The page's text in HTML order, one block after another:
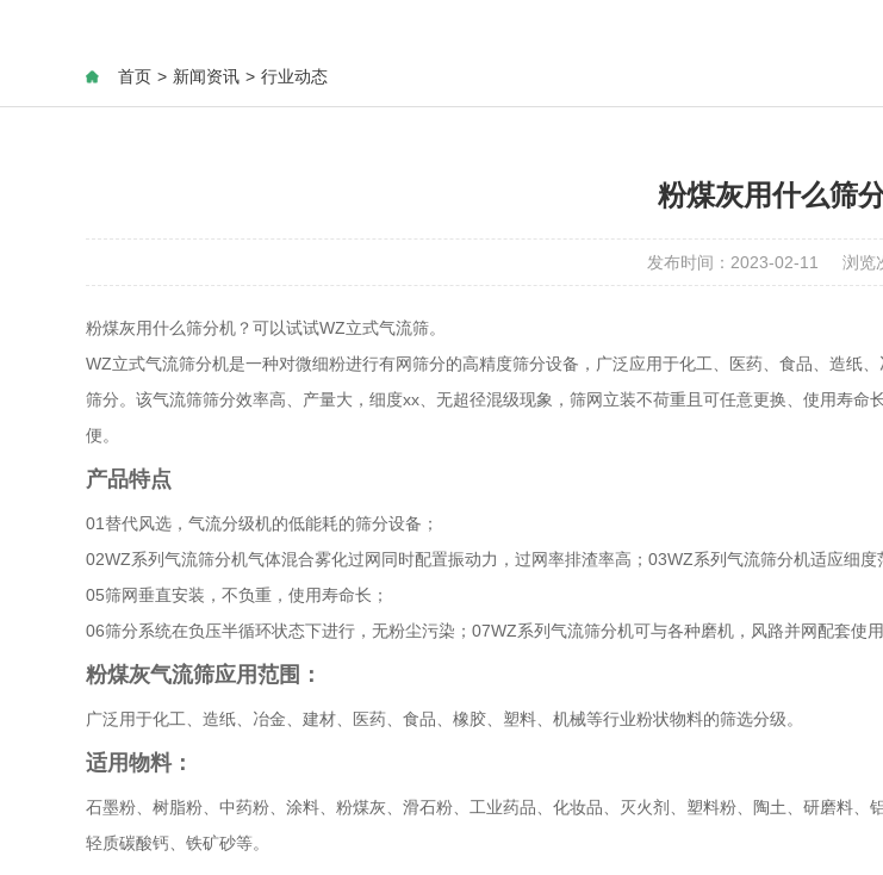
首页 > 新闻资讯 > 行业动态
粉煤灰用什么筛
发布时间：2023-02-11 浏览
粉煤灰用什么筛分机？可以试试WZ立式气流筛。
WZ立式气流筛分机是一种对微细粉进行有网筛分的高精度筛分设备，广泛应用于化工、医药、食品、造纸
筛分。该气流筛筛分效率高、产量大，细度xx、无超径混级现象，筛网立装不荷重且可任意更换、使用寿
便。
产品特点
01替代风选，气流分级机的低能耗的筛分设备；
02WZ系列气流筛分机气体混合雾化过网同时配置振动力，过网率排渣率高；03WZ系列气流筛分机适应细
05筛网垂直安装，不负重，使用寿命长；
06筛分系统在负压半循环状态下进行，无粉尘污染；07WZ系列气流筛分机可与各种磨机，风路并网配套使
粉煤灰气流筛应用范围：
广泛用于化工、造纸、冶金、建材、医药、食品、橡胶、塑料、机械等行业粉状物料的筛选分级。
适用物料：
石墨粉、树脂粉、中药粉、涂料、粉煤灰、滑石粉、工业药品、化妆品、灭火剂、塑料粉、陶土、研磨料、
轻质碳酸钙、铁矿砂等。